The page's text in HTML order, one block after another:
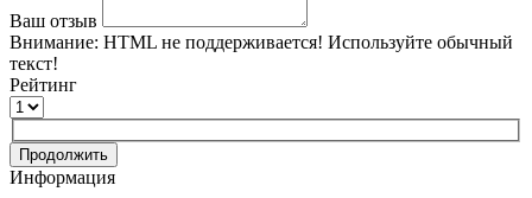
Ваш отзыв
Внимание: HTML не поддерживается! Используйте обычный
текст!
Рейтинг
Продолжить
Информация